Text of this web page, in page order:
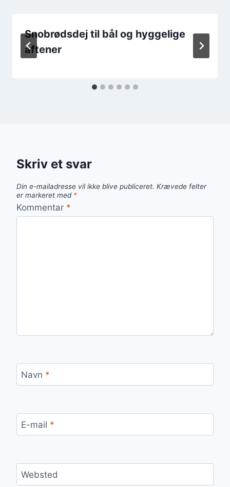
Snobrødsdej til bål og hyggelige
aftener
Skriv et svar
Din e-mailadresse vil ikke blive publiceret. Krævede felter
er markeret med *
Kommentar *
Navn *
E-mail *
Websted